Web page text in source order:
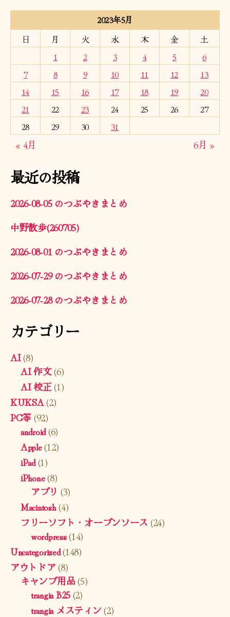
2023年5月
日
月 火 水 木 金
土
1
2 3 4 5
6
7
8 9 10 11 12
13
14
15 16 17 18 19
20
21
22 23 24 25 26
27
28
29 30 31
« 4月 6月 »
最近の投稿
2026-08-05 のつぶやきまとめ
中野散歩(260705)
2026-08-01 のつぶやきまとめ
2026-07-29 のつぶやきまとめ
2026-07-28 のつぶやきまとめ
カテゴリー
AI(8)
AI 作文(6)
AI 校正(1)
KUKSA(2)
PC等(92)
android(6)
Apple(12)
iPad(1)
iPhone(8)
アプリ (3)
Macintosh(4)
フリーソフト・オープンソース (24)
wordpress(14)
Uncategorized(148)
アウトドア(8)
キャンプ用品(5)
trangia B25(2)
trangia メスティン(2)